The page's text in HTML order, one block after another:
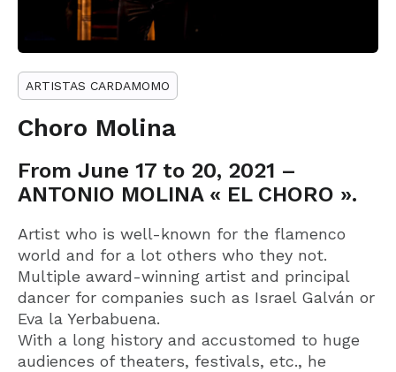
ARTISTAS CARDAMOMO
Choro Molina
From June 17 to 20, 2021 –
ANTONIO MOLINA « EL CHORO ».
Artist who is well-known for the flamenco
world and for a lot others who they not.
Multiple award-winning artist and principal
dancer for companies such as Israel Galván or
Eva la Yerbabuena.
With a long history and accustomed to huge
audiences of theaters, festivals, etc., he